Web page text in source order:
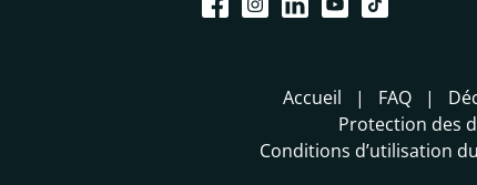
Accueil FAQ
Protection des
Conditions d’utilisation